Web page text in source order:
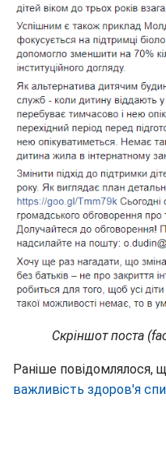
Скріншот поста
Раніше повідомлялося,
важливість здоров'я